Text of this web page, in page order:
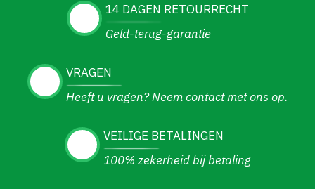
14 DAGEN RETOURRECHT
Geld-terug-garantie
VRAGEN
Heeft u vragen? Neem contact met ons op.
VEILIGE BETALINGEN
100% zekerheid bij betaling